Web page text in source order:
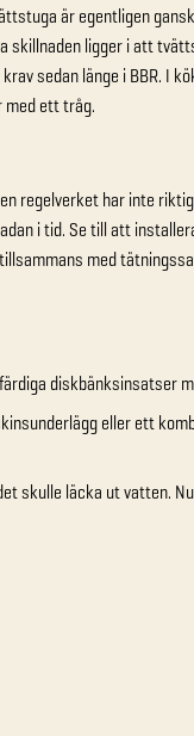
är egentligen
skillnaden ligger i att
sedan länge i BBR. I
med ett tråg.
regelverket har inte
i tid. Se till att
med
diskbänksinsatser
eller ett
skulle läcka ut vatten.